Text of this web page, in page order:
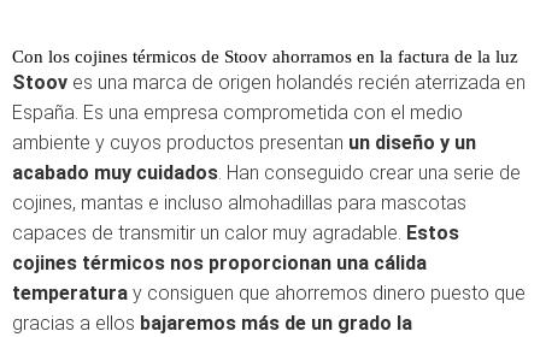
Con los cojines térmicos de Stoov ahorramos en la factura de la luz
Stoov es una marca de origen holandés recién aterrizada en
España. Es una empresa comprometida con el medio
ambiente y cuyos productos presentan un diseño y un
acabado muy cuidados. Han conseguido crear una serie de
cojines, mantas e incluso almohadillas para mascotas
capaces de transmitir un calor muy agradable. Estos
cojines térmicos nos proporcionan una cálida
temperatura y consiguen que ahorremos dinero puesto que
gracias a ellos bajaremos más de un grado la